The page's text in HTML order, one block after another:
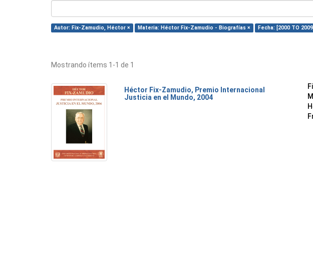
Autor: Fix-Zamudio, Héctor × Materia: Héctor Fix-Zamudio - Biografías × Fecha: [2000 TO
Mostrando ítems 1-1 de 1
Héctor Fix-Zamudio, Premio Internacional
Justicia en el Mundo, 2004